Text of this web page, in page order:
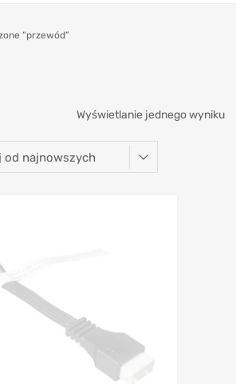
“przewód”
Wyświetlanie jednego wyniku